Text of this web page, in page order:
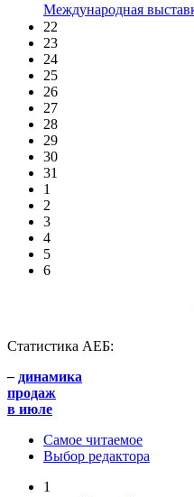
Международная
22
23
24
25
26
27
28
29
30
31
1
2
3
4
5
6
Статистика АЕБ:
– динамика
продаж
в июле
Самое читаемое
Выбор редактора
1